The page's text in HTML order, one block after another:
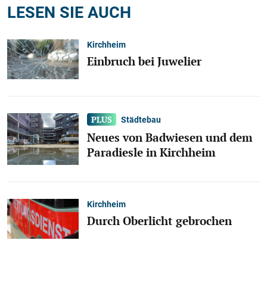
LESEN SIE AUCH
Kirchheim
Einbruch bei Juwelier
Städtebau
Neues von Badwiesen und dem
Paradiesle in Kirchheim
Kirchheim
Durch Oberlicht gebrochen